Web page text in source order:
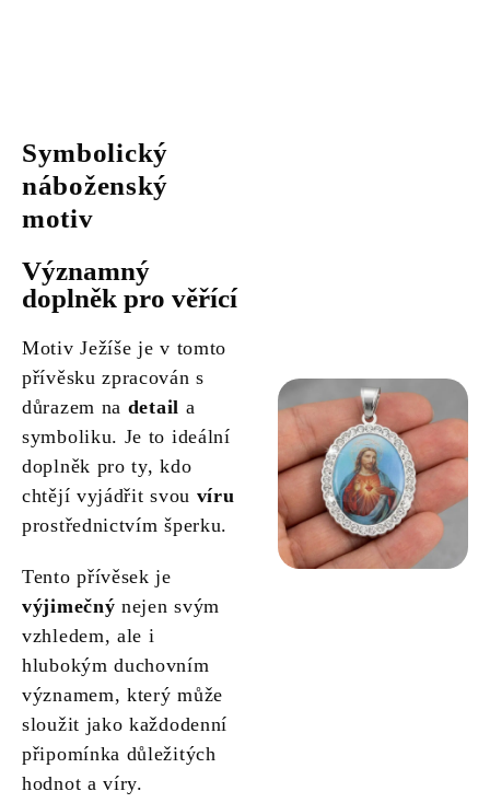
Symbolický
náboženský
motiv
Významný
doplněk pro věřící
Motiv Ježíše je v tomto
přívěsku zpracován s
důrazem na detail a
symboliku. Je to ideální
doplněk pro ty, kdo
chtějí vyjádřit svou víru
prostřednictvím šperku.
Tento přívěsek je
výjimečný nejen svým
vzhledem, ale i
hlubokým duchovním
významem, který může
sloužit jako každodenní
připomínka důležitých
hodnot a víry.